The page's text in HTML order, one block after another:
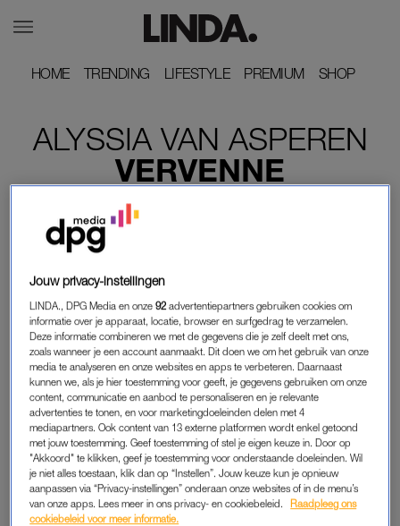
HOME
HOME TRENDING
TRENDING LIFESTYLE
LIFESTYLE PREMIUM
PREMIUM SHOP
SHOP
ALYSSIA VAN ASPEREN
VERVENNE
ZIJ IS DE BAAS
KLM-CEO MARJAN RINTEL DEELT
CARRIÈREADVIEZEN: ‘ZEG NOOIT DAT JE
IETS NIET KUNT'
GOEIE TIP WILLEN WE
Jouw privacy-instellingen
LINDA., DPG Media en onze92 advertentiepartners gebruiken cookies om
informatie over je apparaat, locatie, browser en surfgedrag te verzamelen.
Deze informatie combineren we met de gegevens die je zelf deelt met ons,
zoals wanneer je een account aanmaakt. Dit doen we om het gebruik van onze
media te analyseren en onze websites en apps te verbeteren. Daarnaast
kunnen we, als je hier toestemming voor geeft, je gegevens gebruiken om onze
content, communicatie en aanbod te personaliseren en je relevante
advertenties te tonen, en voor marketingdoeleinden delen met 4
mediapartners. Ook content van 13 externe platformen wordt enkel getoond
met jouw toestemming. Geef toestemming of stel je eigen keuze in. Door op
"Akkoord" te klikken, geef je toestemming voor onderstaande doeleinden. Wil
je niet alles toestaan, klik dan op “Instellen”. Jouw keuze kun je opnieuw
aanpassen via “Privacy-instellingen” onderaan onze websites of in de menu’s
van onze apps. Lees meer in ons privacy- en cookiebeleid.
Raadpleeg ons
cookiebeleid voor meer informatie.